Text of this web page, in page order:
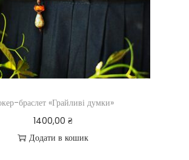
браслет «Грайливі думки»
1400,00₴
Додати в кошик